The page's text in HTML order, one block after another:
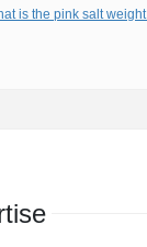
is the pink salt